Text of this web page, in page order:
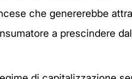
che genererebbe
a prescindere